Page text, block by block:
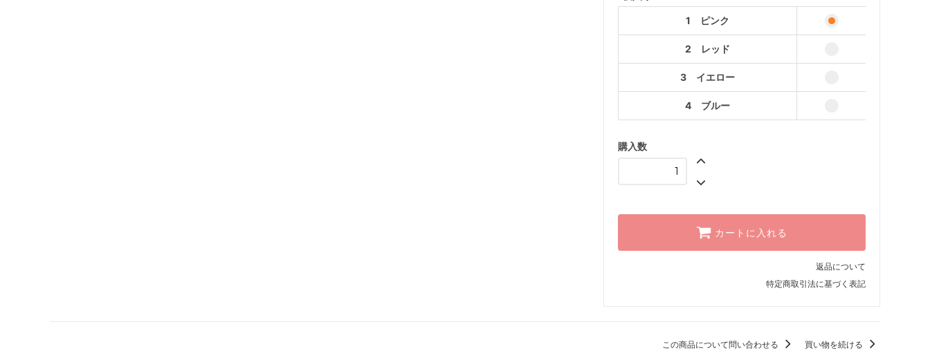
1 ピンク
2 レッド
3 イエロー
4 ブルー
購入数
カートに入れる
返品について
特定商取引法に基づく表記
この商品について問い合わせる 買い物を続ける